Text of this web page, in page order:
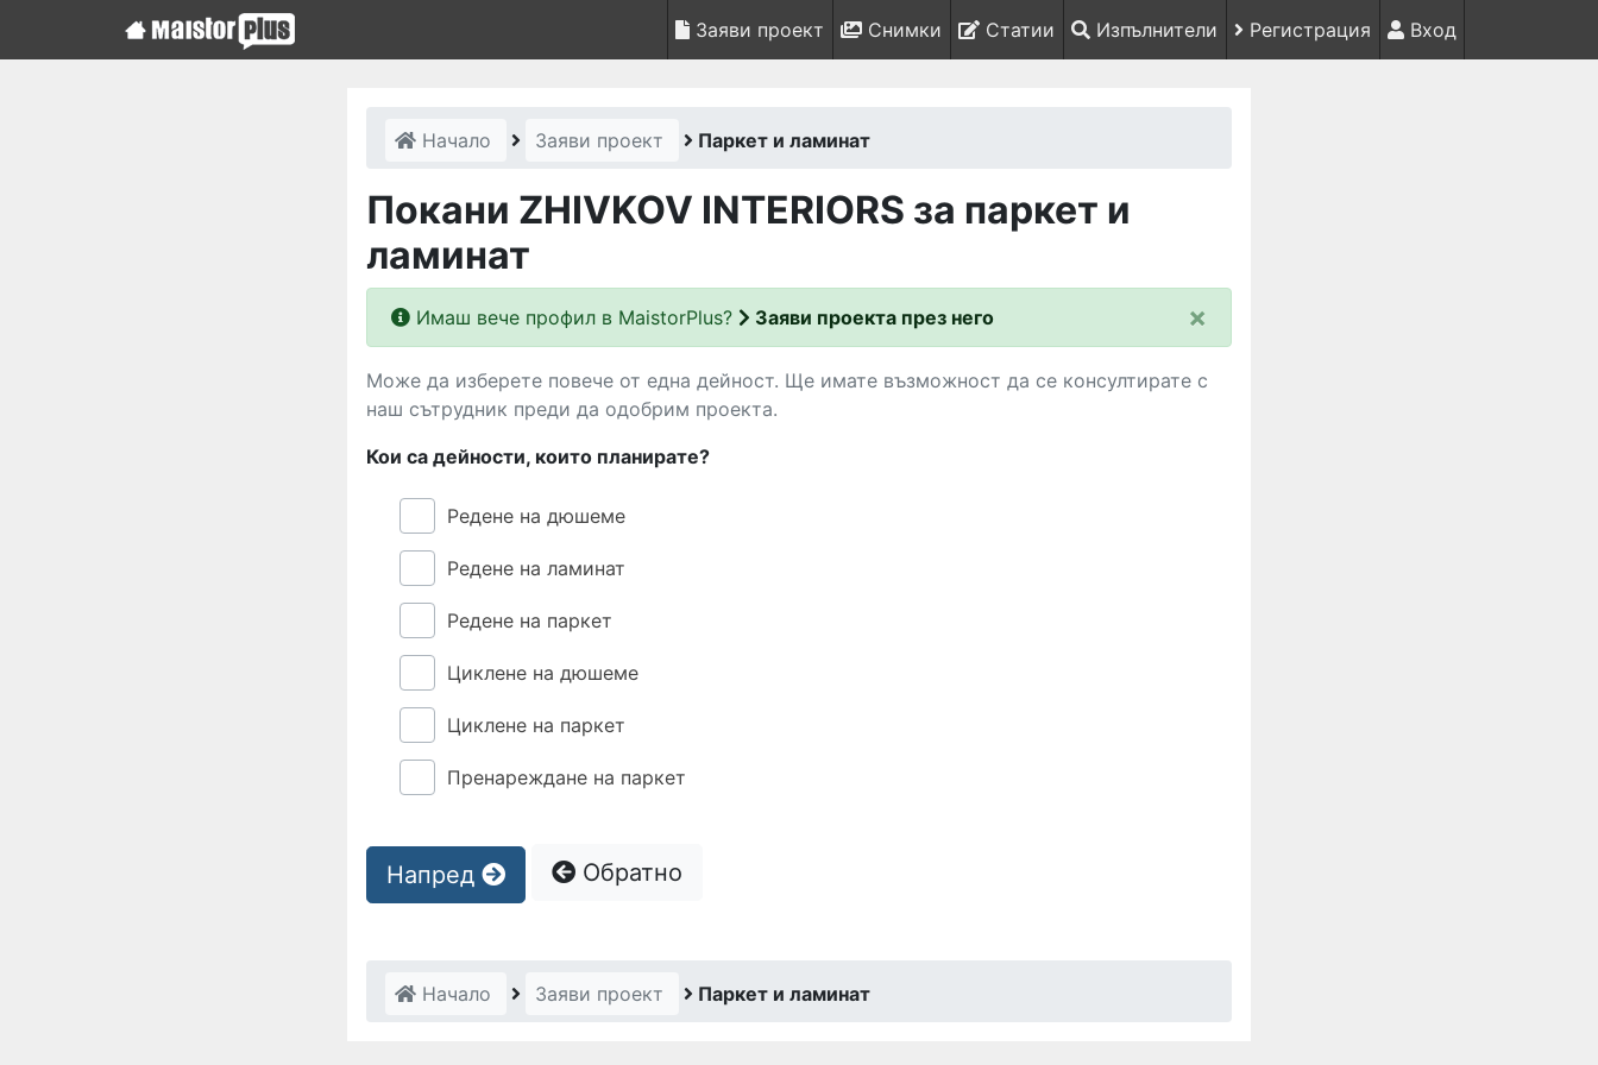
Заяви проект Снимки Статии Изпълнители Регистрация Вход
Начало Заяви проект Паркет и ламинат
Покани ZHIVKOV INTERIORS за паркет и
ламинат
Имаш вече профил в MaistorPlus? Заяви проекта през него ×
Може да изберете повече от една дейност. Ще имате възможност да се консултирате с
наш сътрудник преди да одобрим проекта.
Кои са дейности, които планирате?
Редене на дюшеме
Редене на ламинат
Редене на паркет
Циклене на дюшеме
Циклене на паркет
Пренареждане на паркет
Напред Обратно
Начало Заяви проект Паркет и ламинат